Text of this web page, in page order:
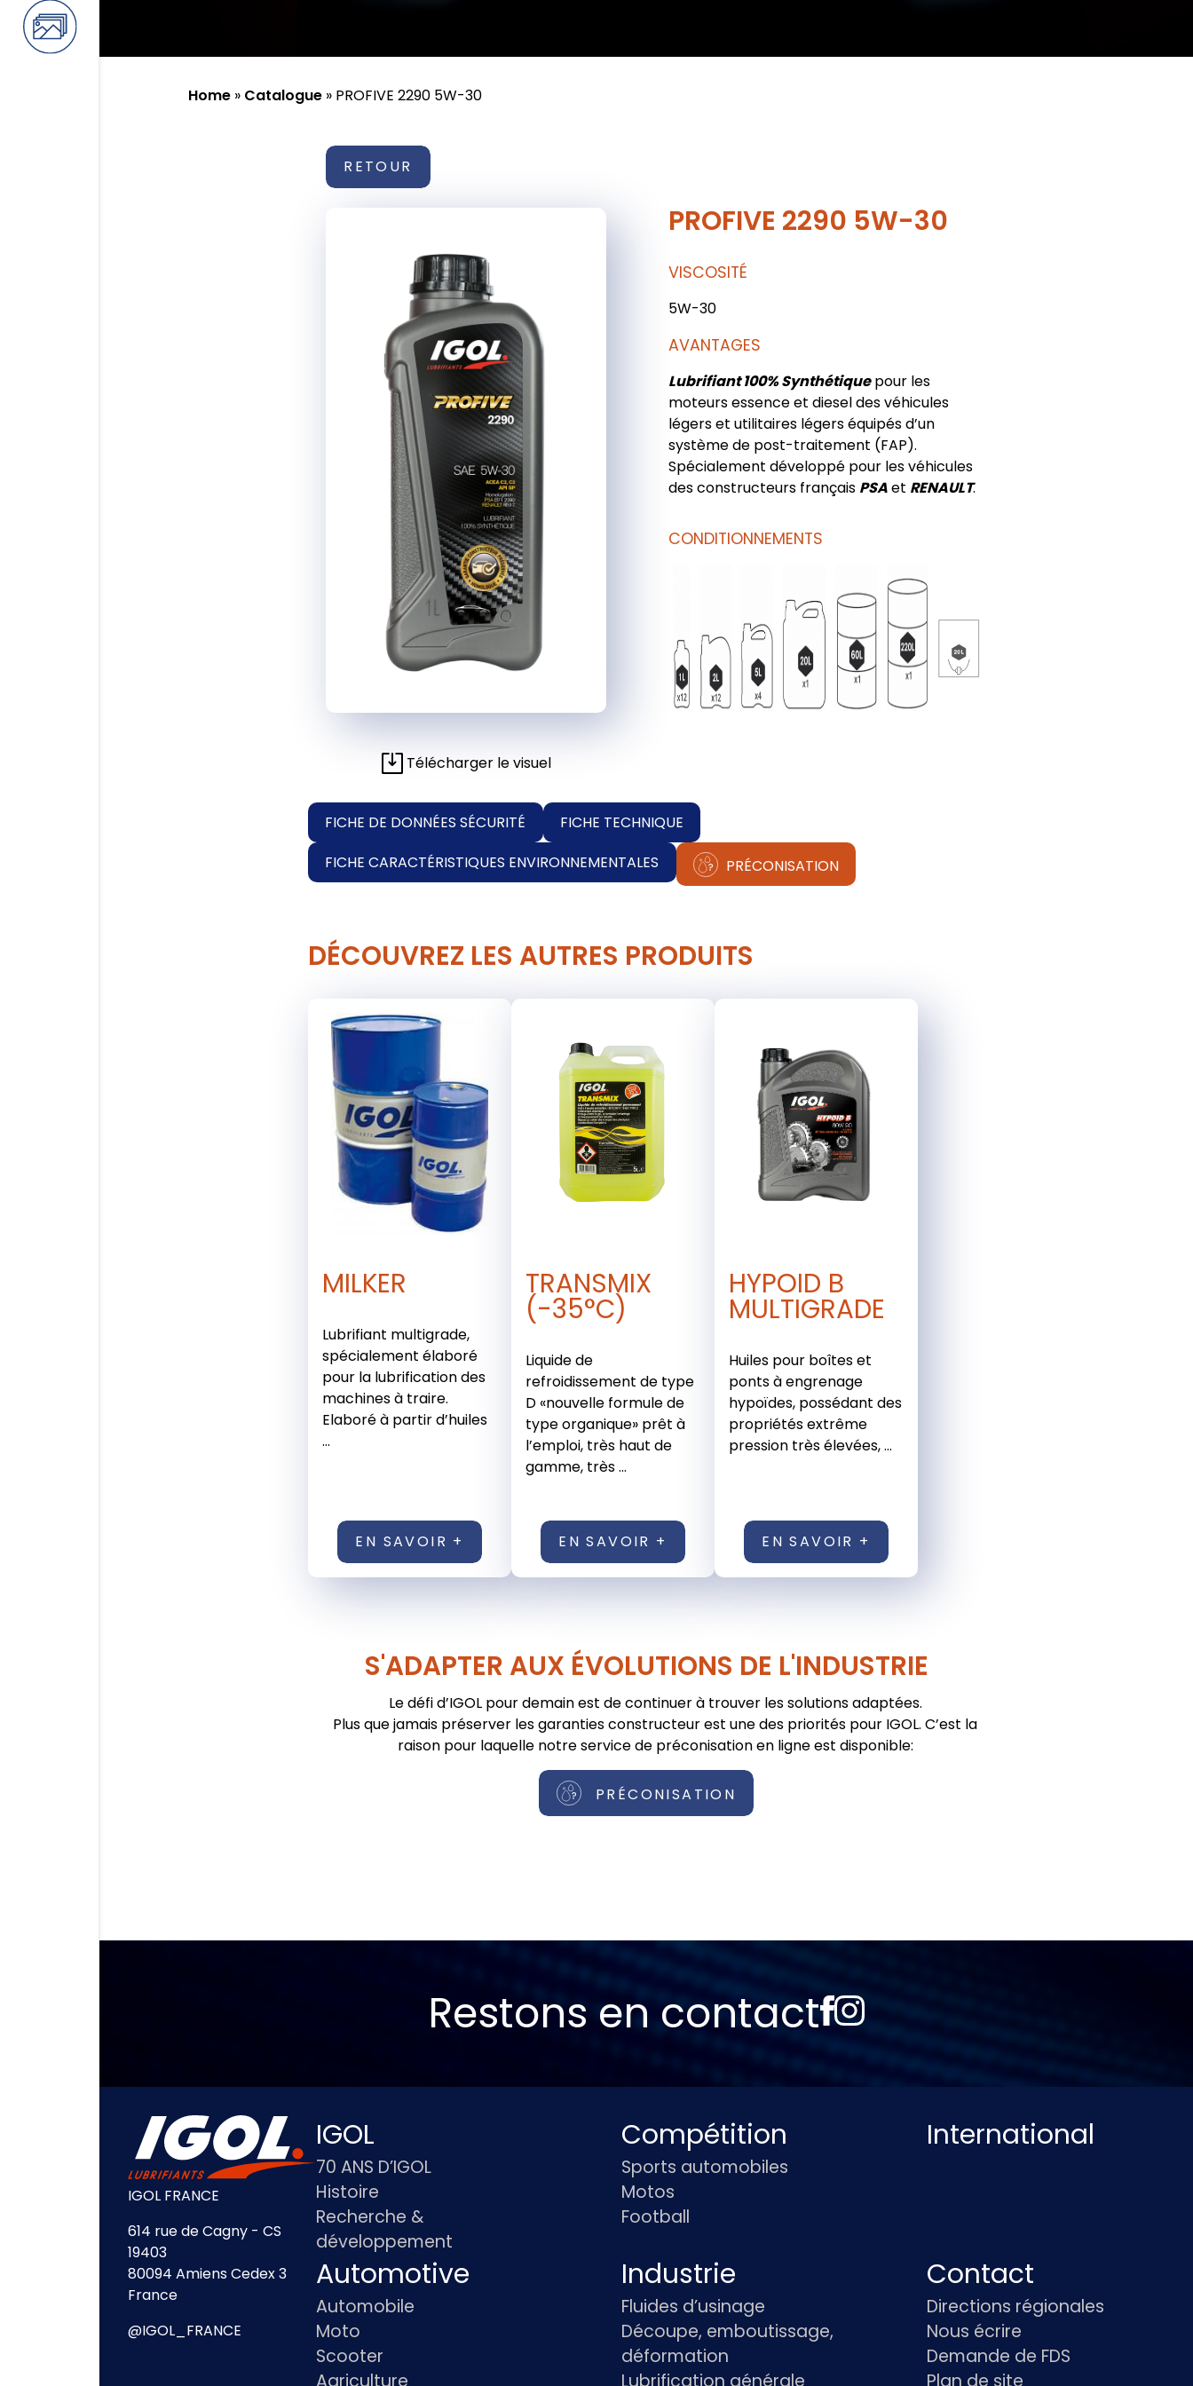
Home » Catalogue » PROFIVE 2290 5W-30
RETOUR
Télécharger le visuel
PROFIVE 2290 5W-30
VISCOSITÉ
5W-30
AVANTAGES
Lubrifiant 100% Synthétiquepour les
moteurs essence et diesel des véhicules
légers et utilitaires légers équipés d’un
système de post-traitement (FAP).
Spécialement développé pour les véhicules
des constructeurs français PSAet RENAULT.
CONDITIONNEMENTS
FICHE DE DONNÉES SÉCURITÉ
FICHE TECHNIQUE
FICHE CARACTÉRISTIQUES ENVIRONNEMENTALES
PRÉCONISATION
DÉCOUVREZ LES AUTRES PRODUITS
MILKER
Lubrifiant multigrade,
spécialement élaboré
pour la lubrification des
machines à traire.
Elaboré à partir d’huiles
...
EN SAVOIR +
TRANSMIX
(-35°C)
Liquide de
refroidissement de type
D «nouvelle formule de
type organique» prêt à
l’emploi, très haut de
gamme, très ...
EN SAVOIR +
HYPOID B
MULTIGRADE
Huiles pour boîtes et
ponts à engrenage
hypoïdes, possédant des
propriétés extrême
pression très élevées, ...
EN SAVOIR +
S'ADAPTER AUX ÉVOLUTIONS DE L'INDUSTRIE
Le défi d’IGOL pour demain est de continuer à trouver les solutions adaptées.
Plus que jamais préserver les garanties constructeur est une des priorités pour IGOL. C’est la
raison pour laquelle notre service de préconisation en ligne est disponible:
PRÉCONISATION
Restons en contact
IGOL FRANCE
614 rue de Cagny - CS
19403
80094 Amiens Cedex 3
France
@IGOL_FRANCE
IGOL
70 ANS D’IGOL
Histoire
Recherche &
développement
Compétition
Sports automobiles
Motos
Football
International
Automotive
Automobile
Moto
Scooter
Industrie
Fluides d’usinage
Découpe, emboutissage,
déformation
Contact
Directions régionales
Nous écrire
Demande de FDS